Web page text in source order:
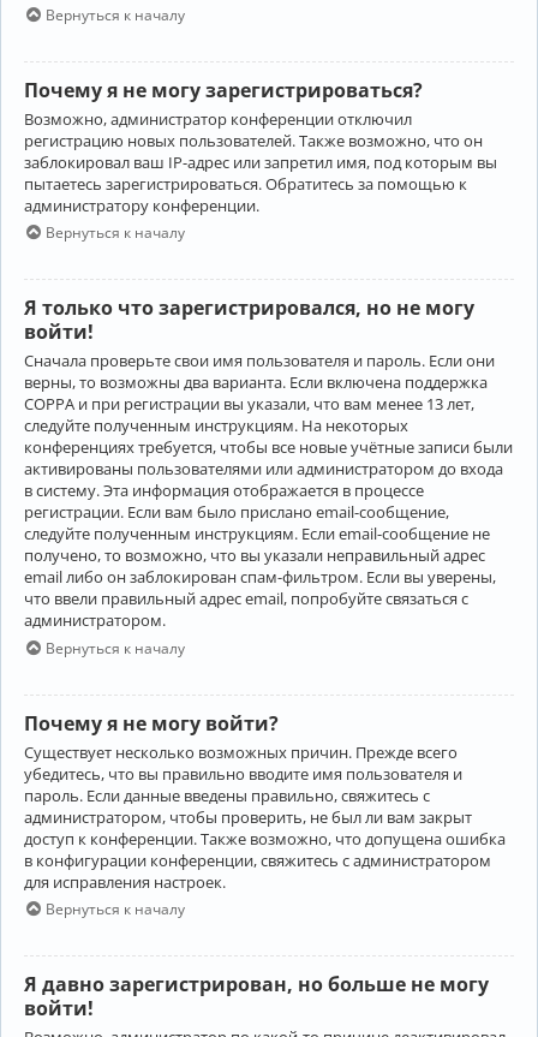
Вернуться к началу
Почему я не могу зарегистрироваться?
Возможно, администратор конференции отключил
регистрацию новых пользователей. Также возможно, что он
заблокировал ваш IP-адрес или запретил имя, под которым вы
пытаетесь зарегистрироваться. Обратитесь за помощью к
администратору конференции.
Вернуться к началу
Я только что зарегистрировался, но не могу
войти!
Сначала проверьте свои имя пользователя и пароль. Если они
верны, то возможны два варианта. Если включена поддержка
COPPA и при регистрации вы указали, что вам менее 13 лет,
следуйте полученным инструкциям. На некоторых
конференциях требуется, чтобы все новые учётные записи были
активированы пользователями или администратором до входа
в систему. Эта информация отображается в процессе
регистрации. Если вам было прислано email-сообщение,
следуйте полученным инструкциям. Если email-сообщение не
получено, то возможно, что вы указали неправильный адрес
email либо он заблокирован спам-фильтром. Если вы уверены,
что ввели правильный адрес email, попробуйте связаться с
администратором.
Вернуться к началу
Почему я не могу войти?
Существует несколько возможных причин. Прежде всего
убедитесь, что вы правильно вводите имя пользователя и
пароль. Если данные введены правильно, свяжитесь с
администратором, чтобы проверить, не был ли вам закрыт
доступ к конференции. Также возможно, что допущена ошибка
в конфигурации конференции, свяжитесь с администратором
для исправления настроек.
Вернуться к началу
Я давно зарегистрирован, но больше не могу
войти!